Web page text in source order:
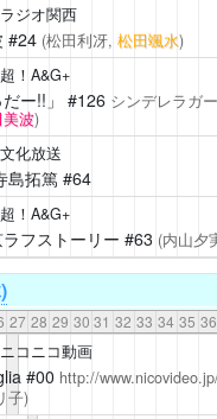
ラジオ関西
#24 (松田利冴, 松田颯水)
超！A&G+
ー!!」 #126 シンデレラガ
波)
文化放送
島拓篤 #64
超！A&G+
フストーリー #63 (内山夕
27 28 29 30 31 32 33 34 35 36
ニコニコ動画
#00 http://
子)